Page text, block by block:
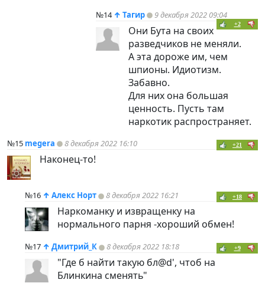
№14 ↑ Тагир 9 декабря 2022 09:04
+2
Они Бута на своих
разведчиков не меняли.
А эта дороже им, чем
шпионы. Идиотизм.
Забавно.
Для них она большая
ценность. Пусть там
наркотик распространяет.
№15 megera 8 декабря 2022 16:10 +21
Наконец-то!
№16 ↑ Алекс Норт 8 декабря 2022 16:21 +18
Наркоманку и извращенку на
нормального парня -хороший обмен!
№17 ↑ Дмитрий_К 8 декабря 2022 18:18 +9
"Где б найти такую бл@d', чтоб на
Блинкина сменять"